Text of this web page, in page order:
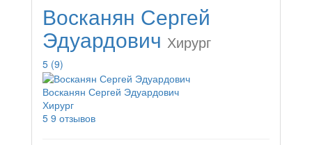
Восканян Сергей
Эдуардович Хирург
5 (9)
Восканян Сергей Эдуардович
Хирург
5 9 отзывов